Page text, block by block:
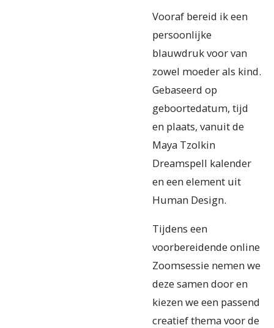
Vooraf bereid ik een
persoonlijke
blauwdruk voor van
zowel moeder als kind.
Gebaseerd op
geboortedatum, tijd
en plaats, vanuit de
Maya Tzolkin
Dreamspell kalender
en een element uit
Human Design.
Tijdens een
voorbereidende online
Zoomsessie nemen we
deze samen door en
kiezen we een passend
creatief thema voor de